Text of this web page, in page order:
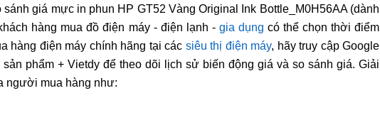
giá mực in phun HP GT52 Vàng Original Ink Bottle_M0H56AA (dành
hàng mua đồ điện máy - điện lạnh - gia dụng có thể chọn thời điểm
hàng điện máy chính hãng tại các siêu thị điện máy, hãy truy cập Google
phẩm + Vietdy để theo dõi lịch sử biến động giá và so sánh giá. Giải
người mua hàng như: